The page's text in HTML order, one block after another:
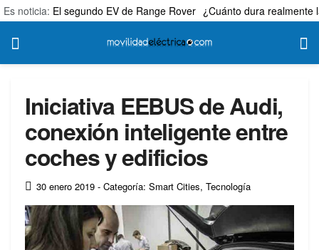
Es noticia: El segundo EV de Range Rover ¿Cuánto dura realmente
Iniciativa EEBUS de Audi,
conexión inteligente entre
coches y edificios
30 enero 2019 - Categoría: Smart Cities, Tecnología